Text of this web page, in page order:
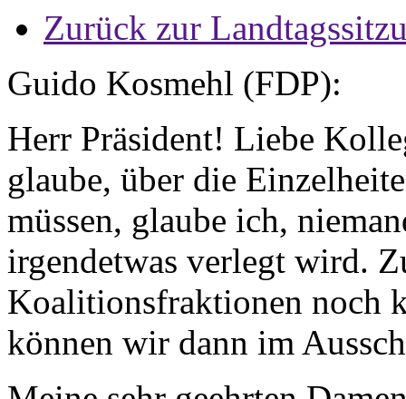
Zurück zur
Guido Kosmehl (FDP):
Herr Präsident! Liebe
glaube, über die
müssen, glaube ich,
irgendetwas verlegt wird.
Koalitionsfraktionen noch
können wir dann im